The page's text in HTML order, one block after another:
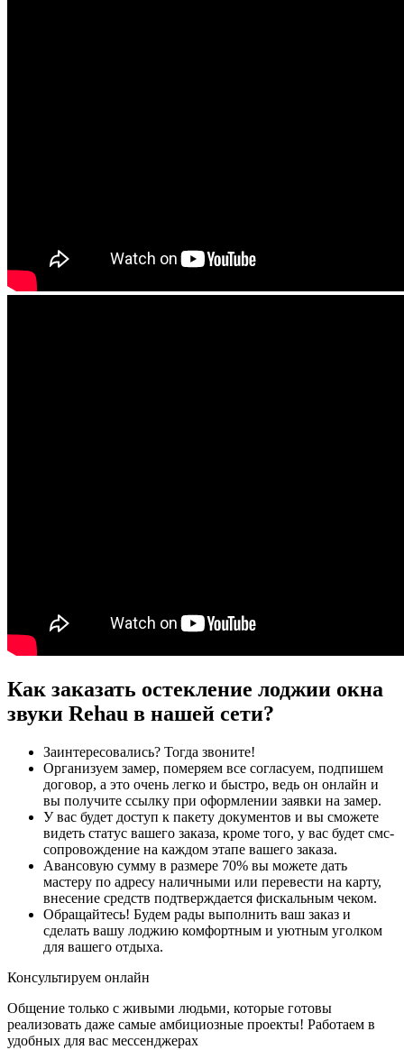
Как заказать остекление лоджии окна
звуки Rehau в нашей сети?
Заинтересовались? Тогда звоните!
Организуем замер, померяем все согласуем, подпишем
договор, а это очень легко и быстро, ведь он онлайн и
вы получите ссылку при оформлении заявки на замер.
У вас будет доступ к пакету документов и вы сможете
видеть статус вашего заказа, кроме того, у вас будет смс-
сопровождение на каждом этапе вашего заказа.
Авансовую сумму в размере 70% вы можете дать
мастеру по адресу наличными или перевести на карту,
внесение средств подтверждается фискальным чеком.
Обращайтесь! Будем рады выполнить ваш заказ и
сделать вашу лоджию комфортным и уютным уголком
для вашего отдыха.
Консультируем онлайн
Общение только с живыми людьми, которые готовы
реализовать даже самые амбициозные проекты! Работаем в
удобных для вас мессенджерах